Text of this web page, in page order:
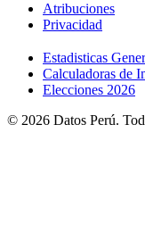
Atribuciones
Privacidad
Estadisticas
Calculadoras de
Elecciones 2026
© 2026 Datos Perú.